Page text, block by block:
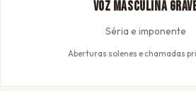
Voz Masculina
Séria e imponente
Aberturas solenes e chamadas